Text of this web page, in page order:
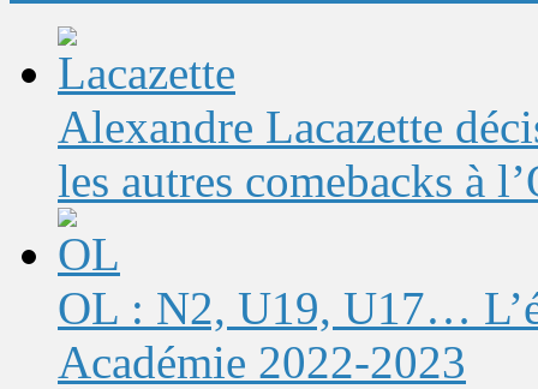
Alexandre Lacazette
les autres comebacks à
OL : N2, U19, U17…
Académie 2022-2023